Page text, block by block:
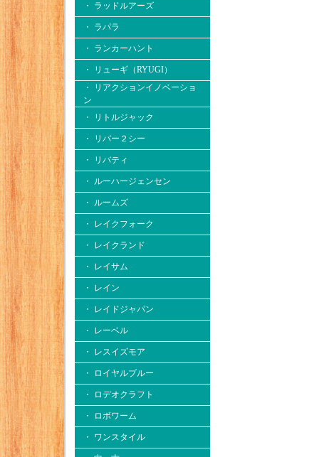
・ ラッドルアーズ
・ ラパラ
・ ランカーハント
・ リューギ（RYUGI）
・ リアクションイノベーショ
ン
・ リトルジャック
・ リバー２シー
・ リバティ
・ ルーハージェンセン
・ ルームズ
・ レイクフォーク
・ レイクランド
・ レイサム
・ レイン
・ レイドジャパン
・ レーベル
・ レスイズモア
・ ロイヤルブルー
・ ロデオクラフト
・ ロボワーム
・ ワンスタイル